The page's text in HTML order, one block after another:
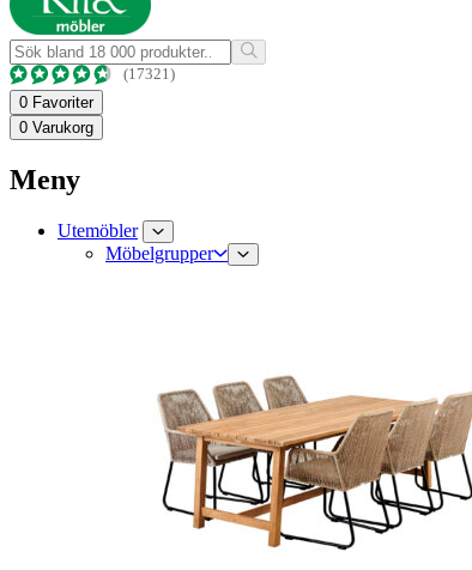
(17321)
0 Favoriter
0 Varukorg
Meny
Utemöbler
Möbelgrupper